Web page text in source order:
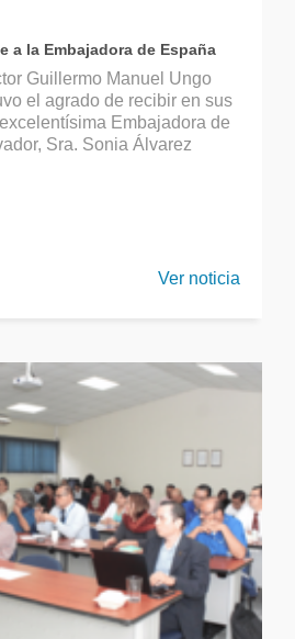
a la Embajadora de España
Guillermo Manuel Ungo
el agrado de recibir en sus
Embajadora de
Sra. Sonia Álvarez
Ver noticia